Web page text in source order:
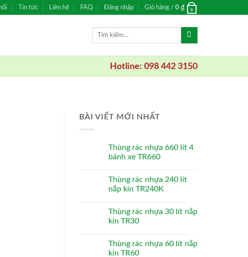
Tin tức Liên hệ FAQ Đăng nhập Giỏ hàng / 0 ₫ 0
Tìm
Hotline: 098 442 3150
BÀI VIẾT MỚI NHẤT
Thùng rác nhựa 660 lít 4
bánh xe TR660
Thùng rác nhựa 240 lít
nắp kín TR240K
Thùng rác nhựa 30 lít nắp
kín TR30
Thùng rác nhựa 60 lít nắp
kín TR60